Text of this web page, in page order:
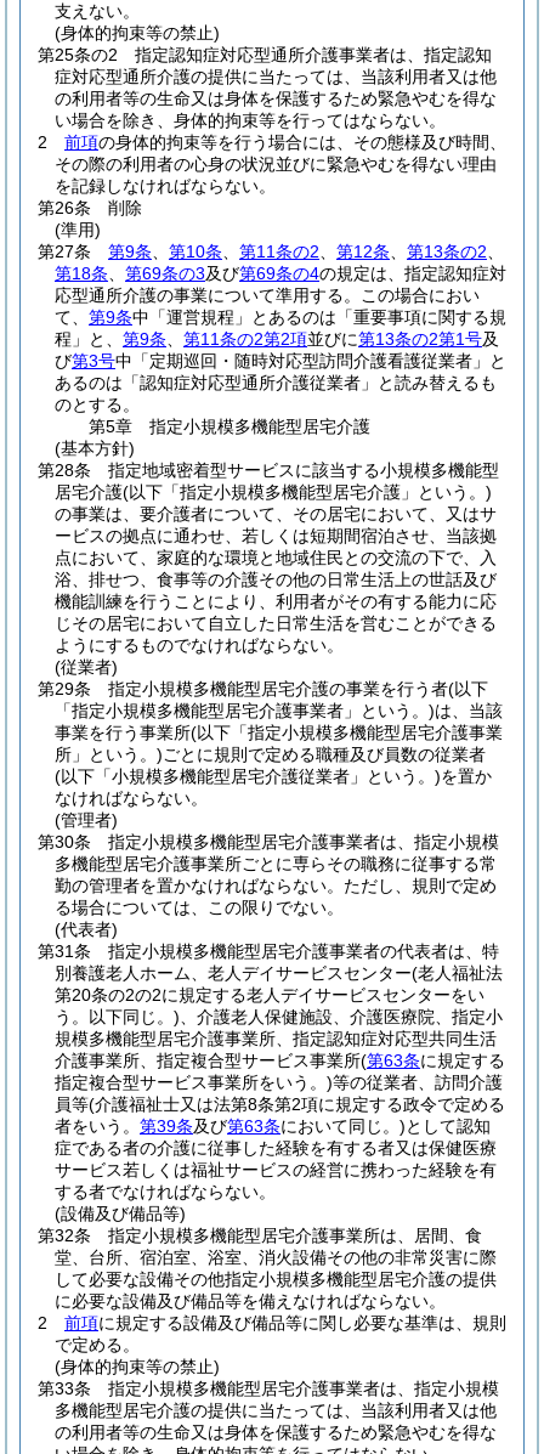
支えない。
(身体的拘束等の禁止)
第25条の2
指定認知症対応型通所介護事業者は、指定認知
症対応型通所介護の提供に当たっては、当該利用者又は他
の利用者等の生命又は身体を保護するため緊急やむを得な
い場合を除き、身体的拘束等を行ってはならない。
2
前項の身体的拘束等を行う場合には、その態様及び時間、
その際の利用者の心身の状況並びに緊急やむを得ない理由
を記録しなければならない。
第26条
削除
(準用)
第27条
第9条 第10条 第11条の2 第12条 第13条の2
第18条
第69条の3及び第69条の4の規定は、指定認知症対
応型通所介護の事業について準用する。
この場合におい
て、 第9条中「運営規程」とあるのは「重要事項に関する規
程」と、 第9条 第11条の2第2項並びに第13条の2第1号及
び第3号中「定期巡回・随時対応型訪問介護看護従業者」と
あるのは「認知症対応型通所介護従業者」と読み替えるも
のとする。
第5章
指定小規模多機能型居宅介護
(基本方針)
第28条
指定地域密着型サービスに該当する小規模多機能型
居宅介護(以下「指定小規模多機能型居宅介護」という。)
の事業は、要介護者について、その居宅において、又はサ
ービスの拠点に通わせ、若しくは短期間宿泊させ、当該拠
点において、家庭的な環境と地域住民との交流の下で、入
浴、排せつ、食事等の介護その他の日常生活上の世話及び
機能訓練を行うことにより、利用者がその有する能力に応
じその居宅において自立した日常生活を営むことができる
ようにするものでなければならない。
(従業者)
第29条
指定小規模多機能型居宅介護の事業を行う者(以下
「指定小規模多機能型居宅介護事業者」という。)は、当該
事業を行う事業所(以下「指定小規模多機能型居宅介護事業
所」という。)ごとに規則で定める職種及び員数の従業者
(以下「小規模多機能型居宅介護従業者」という。)を置か
なければならない。
(管理者)
第30条
指定小規模多機能型居宅介護事業者は、指定小規模
多機能型居宅介護事業所ごとに専らその職務に従事する常
勤の管理者を置かなければならない。 ただし、規則で定め
る場合については、この限りでない。
(代表者)
第31条
指定小規模多機能型居宅介護事業者の代表者は、特
別養護老人ホーム、老人デイサービスセンター(老人福祉法
第20条の2の2に規定する老人デイサービスセンターをい
う。以下同じ。) 、介護老人保健施設、介護医療院、指定小
規模多機能型居宅介護事業所、指定認知症対応型共同生活
介護事業所、指定複合型サービス事業所(第63条に規定する
指定複合型サービス事業所をいう。)等の従業者、訪問介護
員等(介護福祉士又は法第8条第2項に規定する政令で定める
者をいう。 第39条及び第63条において同じ。)として認知
症である者の介護に従事した経験を有する者又は保健医療
サービス若しくは福祉サービスの経営に携わった経験を有
する者でなければならない。
(設備及び備品等)
第32条
指定小規模多機能型居宅介護事業所は、居間、食
堂、台所、宿泊室、浴室、消火設備その他の非常災害に際
して必要な設備その他指定小規模多機能型居宅介護の提供
に必要な設備及び備品等を備えなければならない。
2
前項に規定する設備及び備品等に関し必要な基準は、規則
で定める。
(身体的拘束等の禁止)
第33条
指定小規模多機能型居宅介護事業者は、指定小規模
多機能型居宅介護の提供に当たっては、当該利用者又は他
の利用者等の生命又は身体を保護するため緊急やむを得な